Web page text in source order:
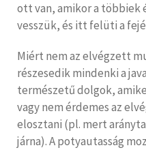
ott van, amikor a többiek
vesszük, és itt felüti a
Miért nem az elvégzett
részesedik mindenki a
természetű dolgok,
vagy nem érdemes az
elosztani (pl. mert
járna). A potyautasság